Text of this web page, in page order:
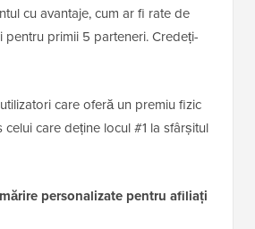
cu avantaje, cum ar fi rate de
pentru primii 5 parteneri. Credeți-
care oferă un premiu fizic
care deține locul #1 la sfârșitul
personalizate pentru afiliați